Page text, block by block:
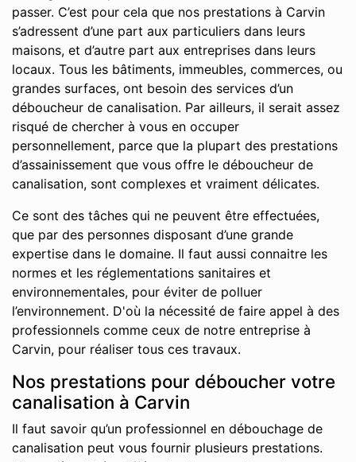
passer. C’est pour cela que nos prestations à Carvin
s’adressent d’une part aux particuliers dans leurs
maisons, et d’autre part aux entreprises dans leurs
locaux. Tous les bâtiments, immeubles, commerces, ou
grandes surfaces, ont besoin des services d’un
déboucheur de canalisation. Par ailleurs, il serait assez
risqué de chercher à vous en occuper
personnellement, parce que la plupart des prestations
d’assainissement que vous offre le déboucheur de
canalisation, sont complexes et vraiment délicates.
Ce sont des tâches qui ne peuvent être effectuées,
que par des personnes disposant d’une grande
expertise dans le domaine. Il faut aussi connaitre les
normes et les réglementations sanitaires et
environnementales, pour éviter de polluer
l’environnement. D'où la nécessité de faire appel à des
professionnels comme ceux de notre entreprise à
Carvin, pour réaliser tous ces travaux.
Nos prestations pour déboucher votre
canalisation à Carvin
Il faut savoir qu’un professionnel en débouchage de
canalisation peut vous fournir plusieurs prestations.